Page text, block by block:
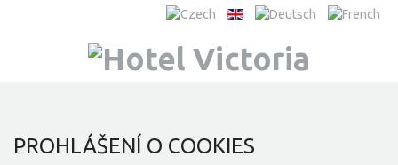
PROHLÁŠENÍ O COOKIES